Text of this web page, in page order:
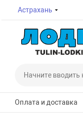
Астрахань
Оплата и доставка